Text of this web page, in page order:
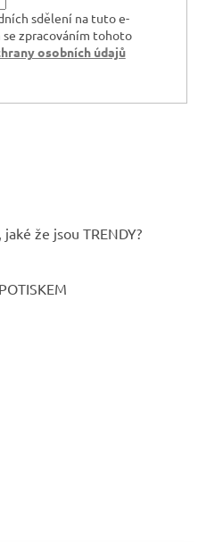
sdělení na tuto e-
se zpracováním tohoto
osobních údajů
že jsou TRENDY?